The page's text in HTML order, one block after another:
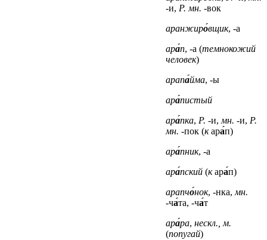
-и, Р. мн. -вок
аранжиро́вщик, -а
ара́п, -а (темнокожий
человек)
арапа́йма, -ы
ара́пистый
ара́пка, Р. -и, мн. -и, Р.
мн. -пок (кара́п)
ара́пник, -а
ара́пский (кара́п)
арапчо́нок, -нка, мн.
-ча́та, -ча́т
ара́ра, нескл., м.
(попугай)